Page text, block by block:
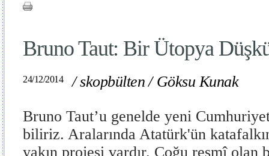
Bruno Taut: Bir Ütopya
24/12/2014 /skopbülten / Göksu Kunak
Bruno Taut’u genelde yeni
biliriz. Aralarında Atatürk'ün
yakın projesi vardır. Çoğu resmî olan